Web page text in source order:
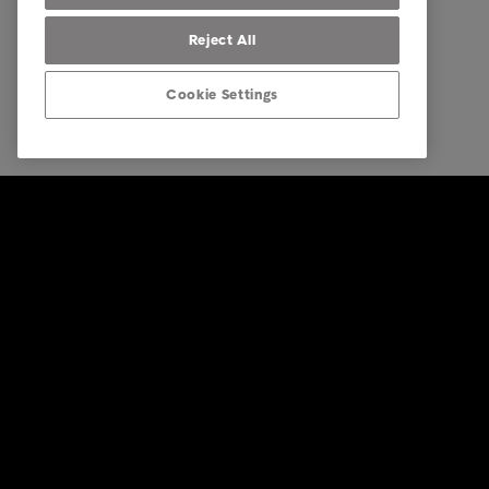
Reject All
Cookie Settings